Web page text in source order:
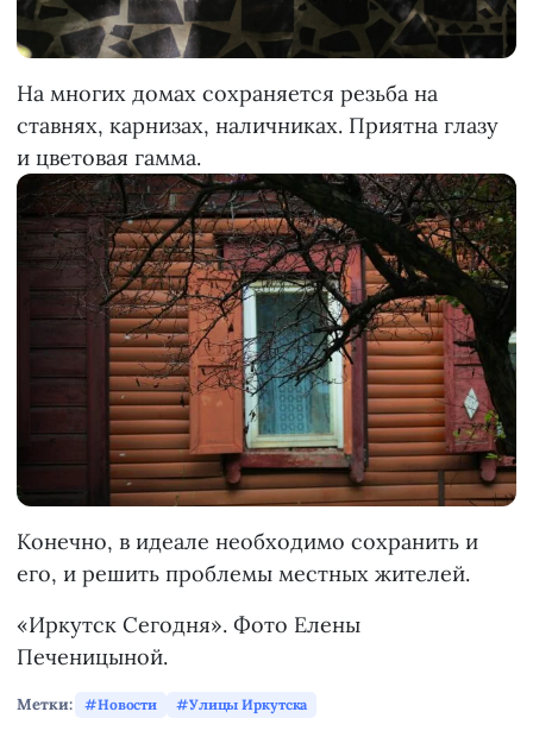
На многих домах сохраняется резьба на
ставнях, карнизах, наличниках. Приятна глазу
и цветовая гамма.
Конечно, в идеале необходимо сохранить и
его, и решить проблемы местных жителей.
«Иркутск Сегодня». Фото Елены
Печеницыной.
Метки: Новости Улицы Иркутска